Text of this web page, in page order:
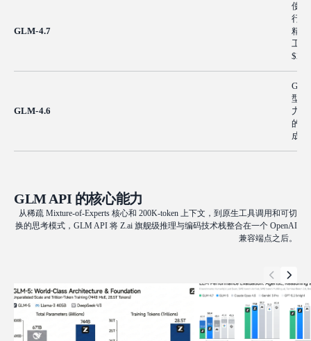
GLM-4.7
使
行
精
工
$2.2
GLM-4.6
型
力
的
成
GLM API 的核心能力
从稀疏 Mixture-of-Experts 核心和 200K-token 上下文，到原生工具调用和可切
换的思考模式，GLM API 将 Z.ai 旗舰级推理与编码技术栈整合在一个 OpenAI
兼容端点之后。